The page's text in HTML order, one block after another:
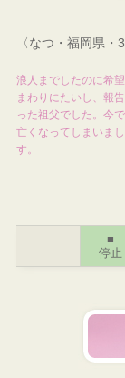
〈なつ・福岡県
浪人までしたのに希
まわりにたいし、報
った祖父でした。今
亡くなってしまいま
す。
■
停止